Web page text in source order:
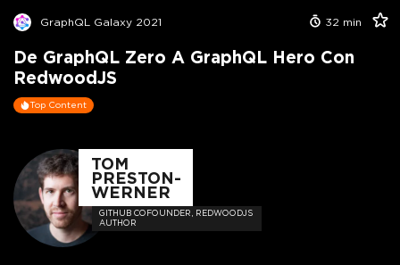
GraphQL Galaxy 2021 32 min
De GraphQL Zero A GraphQL Hero Con
RedwoodJS
Top Content
TOM
PRESTON-
WERNER
GITHUB COFOUNDER, REDWOODJS
AUTHOR